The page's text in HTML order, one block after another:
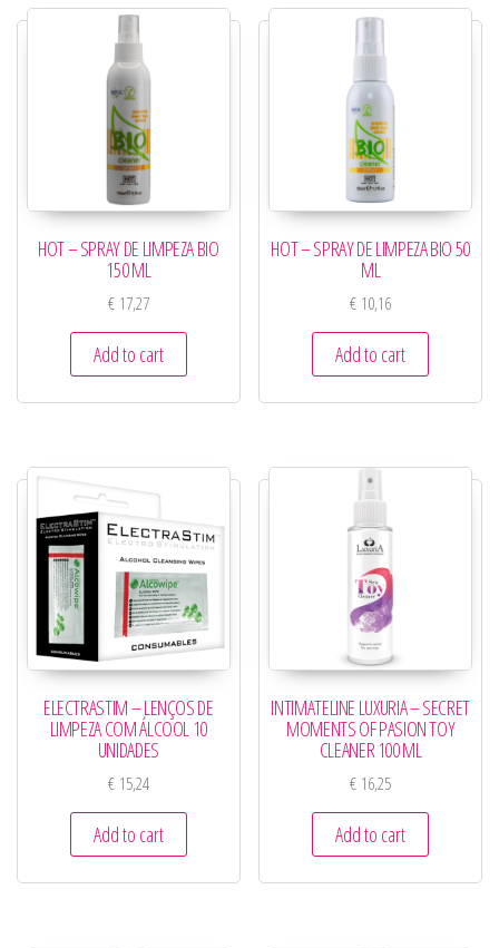
HOT – SPRAY DE LIMPEZA BIO
150 ML
€17,27
Add to cart
HOT – SPRAY DE LIMPEZA BIO 50
ML
€ 10,16
Add to cart
ELECTRASTIM – LENÇOS DE
LIMPEZA COM ÁLCOOL 10
UNIDADES
€15,24
Add to cart
INTIMATELINE LUXURIA – SECRET
MOMENTS OF PASION TOY
CLEANER 100 ML
€ 16,25
Add to cart